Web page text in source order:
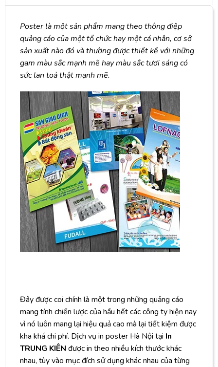
Poster là một sản phẩm mang theo thông điệp
quảng cáo của một tổ chức hay một cá nhân, cơ sở
sản xuất nào đó và thường được thiết kế với những
gam màu sắc mạnh mẽ hay màu sắc tươi sáng có
sức lan toả thật mạnh mẽ.
Đây được coi chính là một trong những quảng cáo
mang tính chiến lược của hầu hết các công ty hiện nay
vì nó luôn mang lại hiệu quả cao mà lại tiết kiệm được
kha khá chi phí. Dịch vụ in poster Hà Nội tại In
TRUNG KIÊN được in theo nhiều kích thước khác
nhau, tùy vào mục đích sử dụng khác nhau của từng